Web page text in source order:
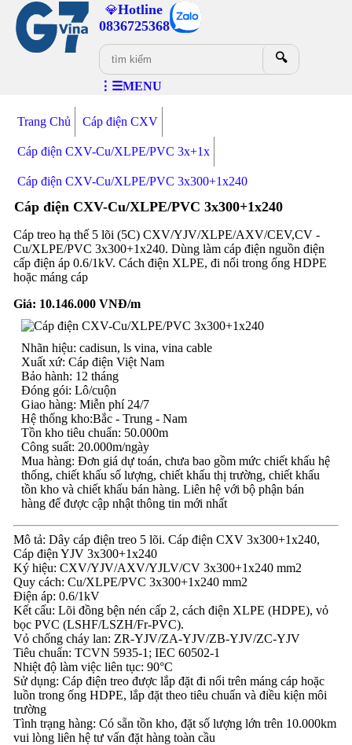
💎Hotline
0836725368
🔍
⋮☰MENU
Trang Chủ Cáp điện CXV
Cáp điện CXV-Cu/XLPE/PVC 3x+1x
Cáp điện CXV-Cu/XLPE/PVC 3x300+1x240
Cáp điện CXV-Cu/XLPE/PVC 3x300+1x240
Cáp treo hạ thế 5 lõi (5C) CXV/YJV/XLPE/AXV/CEV,CV -
Cu/XLPE/PVC 3x300+1x240. Dùng làm cáp điện nguồn điện
cấp điện áp 0.6/1kV. Cách điện XLPE, đi nổi trong ống HDPE
hoặc máng cáp
Giá: 10.146.000VNĐ/m
Nhãn hiệu: cadisun, ls vina, vina cable
Xuất xứ: Cáp điện Việt Nam
Bảo hành: 12 tháng
Đóng gói: Lô/cuộn
Giao hàng: Miễn phí 24/7
Hệ thống kho:Bắc - Trung - Nam
Tồn kho tiêu chuẩn: 50.000m
Công suất: 20.000m/ngày
Mua hàng: Đơn giá dự toán, chưa bao gồm mức chiết khấu hệ
thống, chiết khấu số lượng, chiết khấu thị trường, chiết khấu
tồn kho và chiết khấu bán hàng. Liên hệ với bộ phận bán
hàng để được cập nhật thông tin mới nhất
Mô tả: Dây cáp điện treo 5 lõi. Cáp điện CXV 3x300+1x240,
Cáp điện YJV 3x300+1x240
Ký hiệu: CXV/YJV/AXV/YJLV/CV 3x300+1x240 mm2
Quy cách: Cu/XLPE/PVC 3x300+1x240 mm2
Điện áp: 0.6/1kV
Kết cấu: Lõi đồng bện nén cấp 2, cách điện XLPE (HDPE), vỏ
bọc PVC (LSHF/LSZH/Fr-PVC).
Vỏ chống cháy lan: ZR-YJV/ZA-YJV/ZB-YJV/ZC-YJV
Tiêu chuẩn: TCVN 5935-1; IEC 60502-1
Nhiệt độ làm việc liên tục: 90°C
Sử dụng: Cáp điện treo được lắp đặt đi nổi trên máng cáp hoặc
luồn trong ống HDPE, lắp đặt theo tiêu chuẩn và điều kiện môi
trường
Tình trạng hàng: Có sẵn tồn kho, đặt số lượng lớn trên 10.000km
vui lòng liên hệ tư vấn đặt hàng toàn cầu